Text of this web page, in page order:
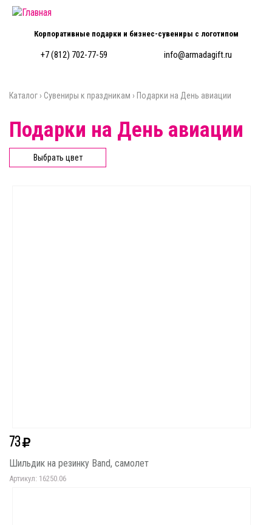
Перейти к основному содержанию
Корпоративные подарки и бизнес-сувениры с логотипом
+7 (812) 702-77-59 info@armadagift.ru
Вы здесь
Каталог › Сувениры к праздникам › Подарки на День авиации
Подарки на День авиации
Выбрать цвет
73
Шильдик на резинку Band, самолет
Артикул: 16250.06